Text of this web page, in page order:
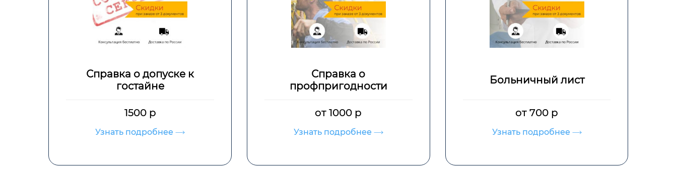
Справка о
профпригодности
от 1000 р
Узнать подробнее
Больничный лист
от 700 р
Узнать подробнее
Медосмотр для работы
от 1000 р
Узнать подробнее